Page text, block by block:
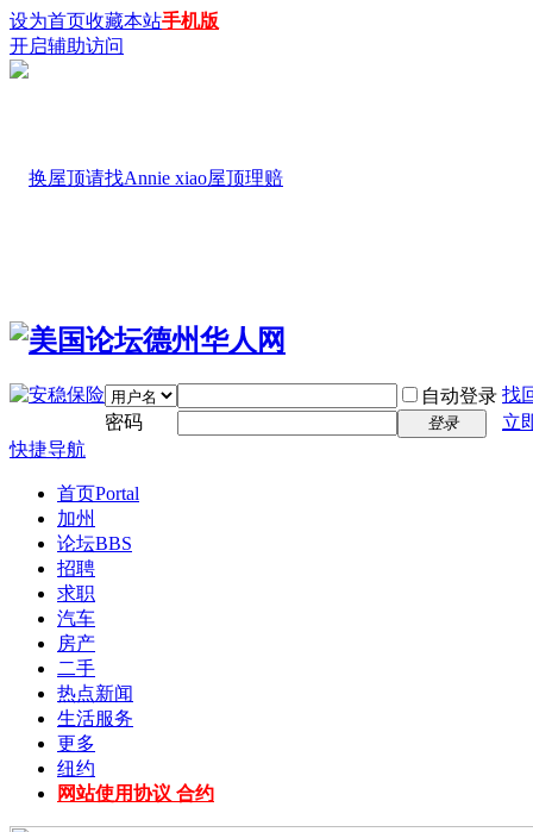
设为首页收藏本站手机版
开启辅助访问
自动登录 找
密码
登录
立
快捷导航
首页Portal
加州
论坛BBS
招聘
求职
汽车
房产
二手
热点新闻
生活服务
更多
纽约
网站使用协议 合约